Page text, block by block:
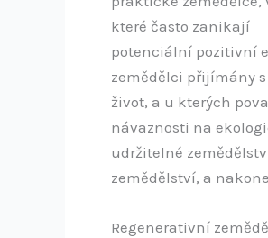
které často zanikají
potenciální pozitivní
zemědělci přijímány
život, a u kterých
návaznosti na
udržitelné
zemědělství, a
Regenerativní